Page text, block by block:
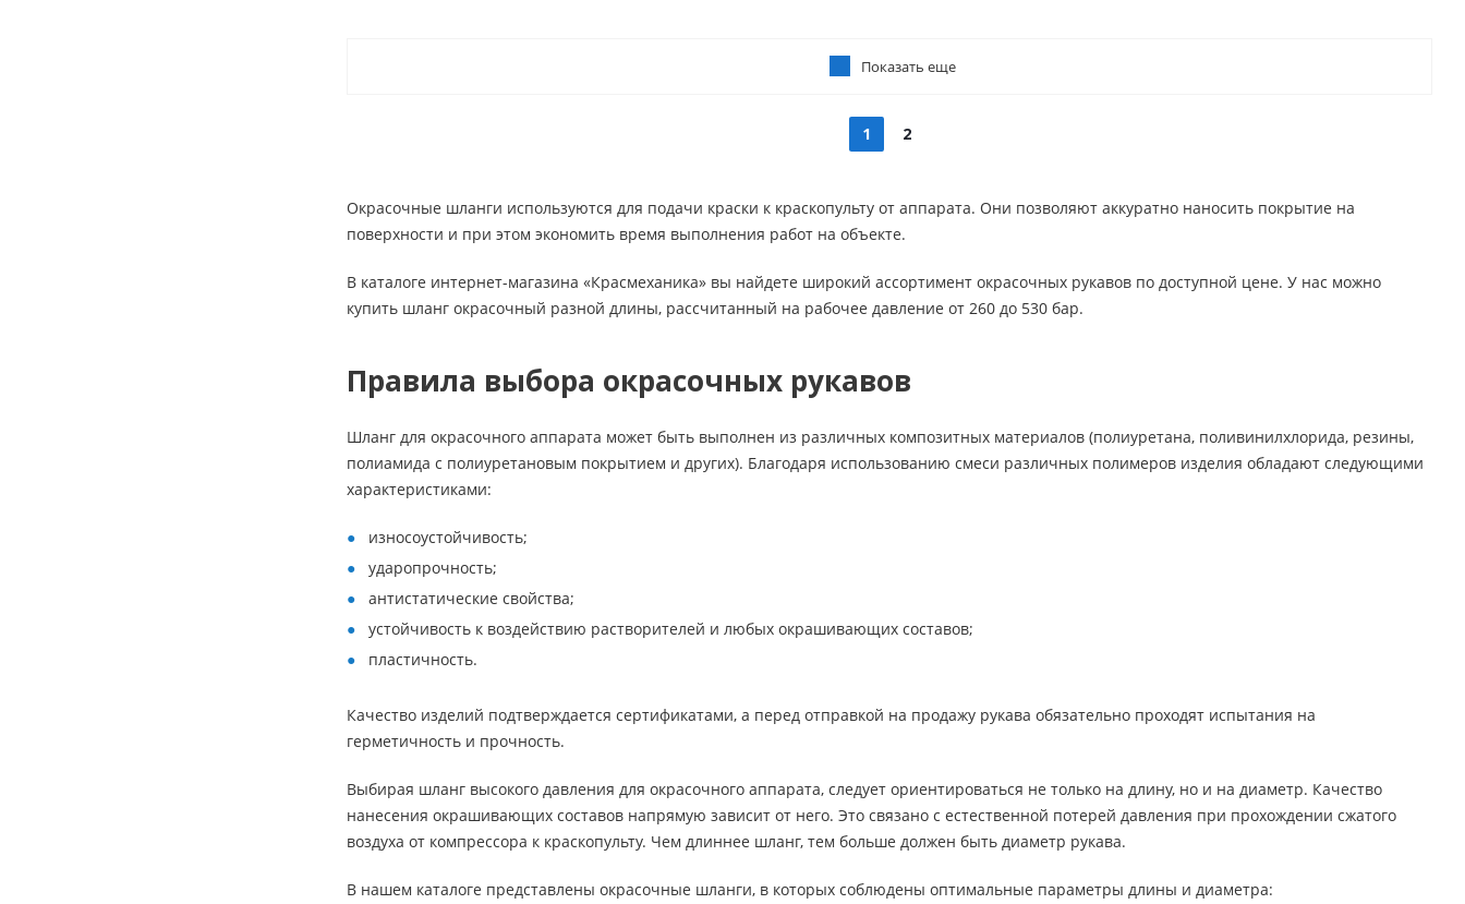
Показать еще
1 2
Окрасочные шланги используются для подачи краски к краскопульту от аппарата. Они позволяют аккуратно наносить покрытие на
поверхности и при этом экономить время выполнения работ на объекте.
В каталоге интернет-магазина «Красмеханика» вы найдете широкий ассортимент окрасочных рукавов по доступной цене. У нас можно
купить шланг окрасочный разной длины, рассчитанный на рабочее давление от 260 до 530 бар.
Правила выбора окрасочных рукавов
Шланг для окрасочного аппарата может быть выполнен из различных композитных материалов (полиуретана, поливинилхлорида, резины,
полиамида с полиуретановым покрытием и других). Благодаря использованию смеси различных полимеров изделия обладают следующими
характеристиками:
износоустойчивость;
ударопрочность;
антистатические свойства;
устойчивость к воздействию растворителей и любых окрашивающих составов;
пластичность.
Качество изделий подтверждается сертификатами, а перед отправкой на продажу рукава обязательно проходят испытания на
герметичность и прочность.
Выбирая шланг высокого давления для окрасочного аппарата, следует ориентироваться не только на длину, но и на диаметр. Качество
нанесения окрашивающих составов напрямую зависит от него. Это связано с естественной потерей давления при прохождении сжатого
воздуха от компрессора к краскопульту. Чем длиннее шланг, тем больше должен быть диаметр рукава.
В нашем каталоге представлены окрасочные шланги, в которых соблюдены оптимальные параметры длины и диаметра: